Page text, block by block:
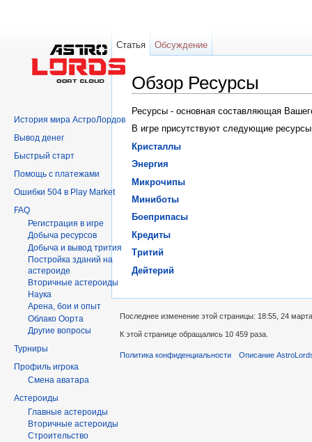
Обзор Ресурсы
Ресурсы - основная составляющая
В игре присутствуют следующие
Кристаллы
Энергия
Микрочипы
Миниботы
Боеприпасы
Кредиты
Тритий
Дейтерий
Статья Обсуждение
История мира АстроЛордов
Вывод денег
Быстрый старт
Помощь с платежами
Ошибки 504 в Play Market
FAQ
Регистрация в игре
Добыча ресурсов
Добыча и вывод трития
Постройка зданий на
астероиде
Вторичныe астероиды
Hаука
Арена, бои и опыт
Облако Оорта
Другие вопросы
Турниры
Профиль игрока
Смена аватара
Астероиды
Главные астероиды
Вторичные астероиды
Строительство
Последнее изменение этой страницы: 18:55, 24
К этой странице обращались 10 459 раза.
Политика конфиденциальности Описание